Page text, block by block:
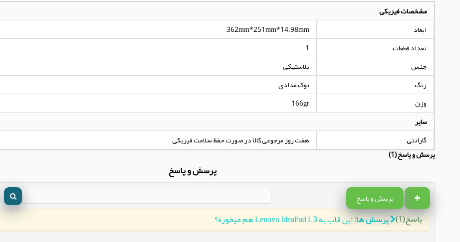
مشخصات فیزیکی
ابعاد
362mm*251mm*14.98mm
تعداد قطعات
1
جنس
پلاستیکی
رنگ
نوک مدادی
وزن
166gr
سایر
گارانتی
هفت روز مرجوعی کالا در صورت حفظ سلامت فیزیکی
پرسش و پاسخ (1)
پرسش و پاسخ
پرسش و پاسخ
پرسش ها:این قاب به Lenovo IdeaPad L3 هم میخوره؟ پاسخ(1)